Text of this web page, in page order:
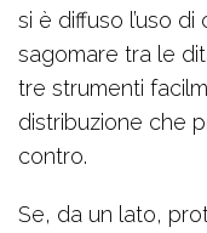
si è diffuso l’uso
sagomare tra le
tre strumenti
distribuzione che
contro.
Se, da un lato,